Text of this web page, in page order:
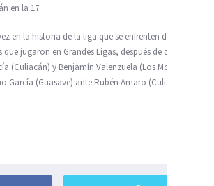
en la 17.
en la historia de la liga que se enfrenten dos
jugaron en Grandes Ligas, después de que lo
(Culiacán) y Benjamín Valenzuela (Los Mochis)
García (Guasave) ante Rubén Amaro (Culiacán)